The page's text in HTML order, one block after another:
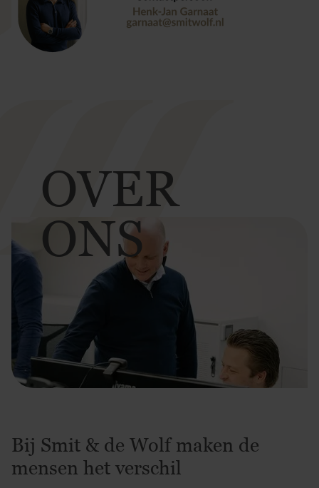
OVER
ONS
Bij Smit & de Wolf maken de
mensen het verschil